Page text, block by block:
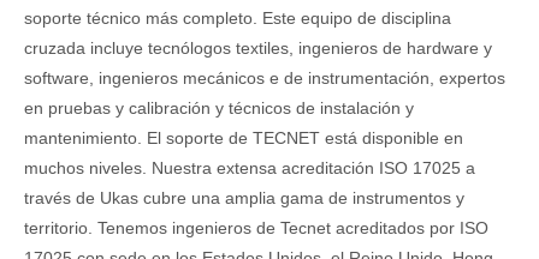
soporte técnico más completo. Este equipo de disciplina
cruzada incluye tecnólogos textiles, ingenieros de hardware y
software, ingenieros mecánicos e de instrumentación, expertos
en pruebas y calibración y técnicos de instalación y
mantenimiento. El soporte de TECNET está disponible en
muchos niveles. Nuestra extensa acreditación ISO 17025 a
través de Ukas cubre una amplia gama de instrumentos y
territorio. Tenemos ingenieros de Tecnet acreditados por ISO